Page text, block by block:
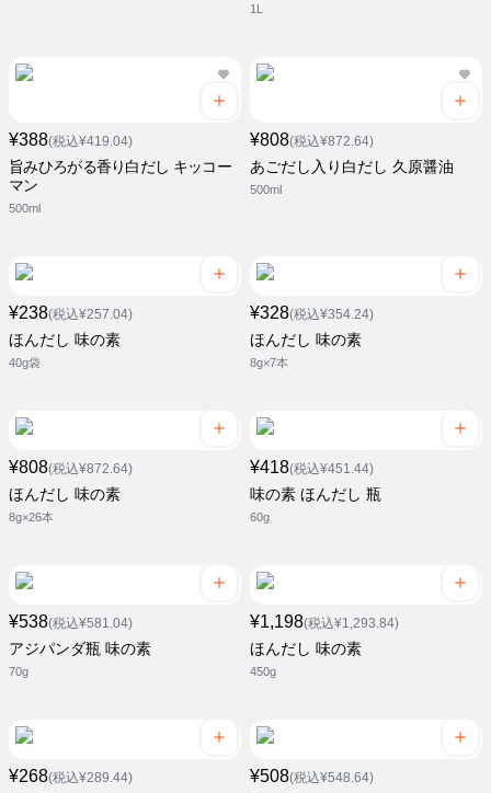
1L
¥388(税込¥419.04)
旨みひろがる香り白だし キッコー
マン
500ml
¥808(税込¥872.64)
あごだし入り白だし 久原醤油
500ml
¥238(税込¥257.04)
ほんだし 味の素
40g袋
¥328(税込¥354.24)
ほんだし 味の素
8g×7本
¥808(税込¥872.64)
ほんだし 味の素
8g×26本
¥418(税込¥451.44)
味の素 ほんだし 瓶
60g
¥538(税込¥581.04)
アジパンダ瓶 味の素
70g
¥1,198(税込¥1,293.84)
ほんだし 味の素
450g
¥268(税込¥289.44) ¥508(税込¥548.64)